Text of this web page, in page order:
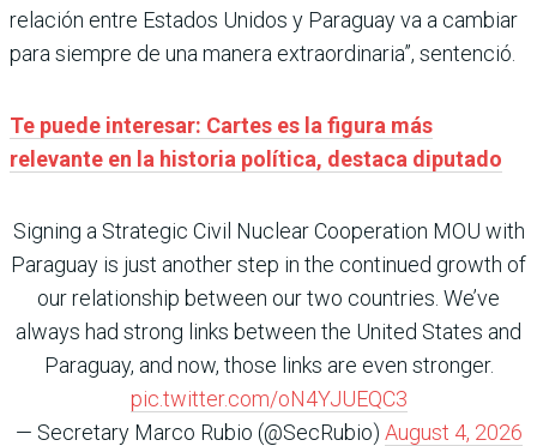
relación entre Estados Unidos y Paraguay va a cambiar
para siempre de una manera extraordinaria”, sentenció.
Te puede interesar: Cartes es la figura más
relevante en la historia política, destaca diputado
Signing a Strategic Civil Nuclear Cooperation MOU with
Paraguay is just another step in the continued growth of
our relationship between our two countries. We’ve
always had strong links between the United States and
Paraguay, and now, those links are even stronger.
pic.twitter.com/oN4YJUEQC3
— Secretary Marco Rubio (@SecRubio) August 4, 2026